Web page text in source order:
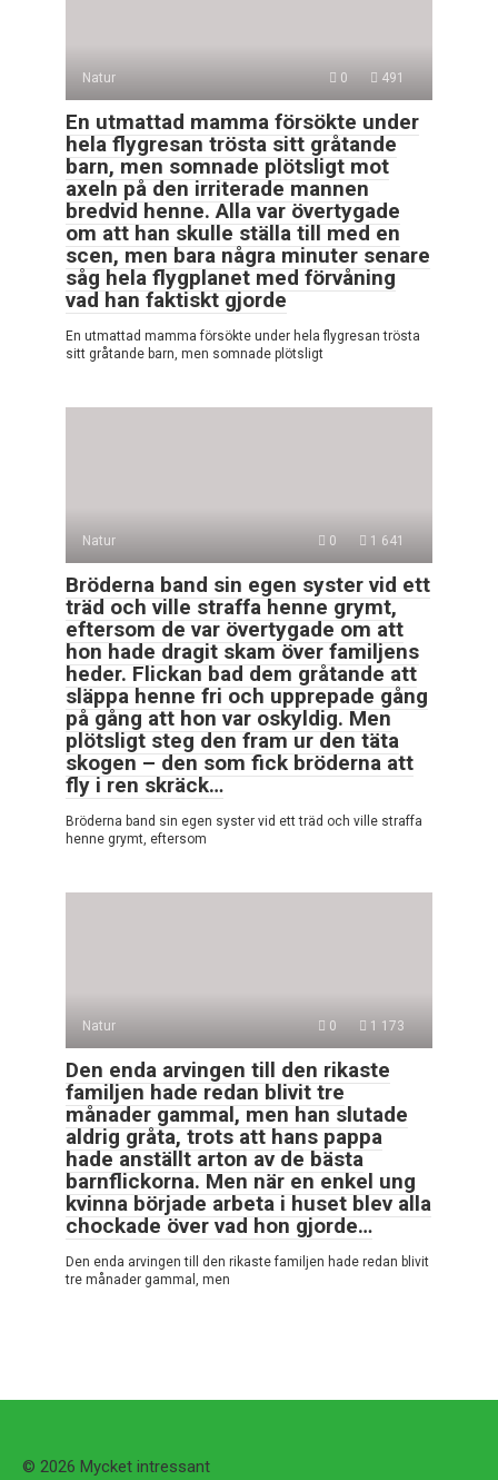
Natur 0 491
En utmattad mamma försökte under
hela flygresan trösta sitt gråtande
barn, men somnade plötsligt mot
axeln på den irriterade mannen
bredvid henne. Alla var övertygade
om att han skulle ställa till med en
scen, men bara några minuter senare
såg hela flygplanet med förvåning
vad han faktiskt gjorde
En utmattad mamma försökte under hela flygresan trösta
sitt gråtande barn, men somnade plötsligt
Natur 0 1 641
Bröderna band sin egen syster vid ett
träd och ville straffa henne grymt,
eftersom de var övertygade om att
hon hade dragit skam över familjens
heder. Flickan bad dem gråtande att
släppa henne fri och upprepade gång
på gång att hon var oskyldig. Men
plötsligt steg den fram ur den täta
skogen – den som fick bröderna att
fly i ren skräck…
Bröderna band sin egen syster vid ett träd och ville straffa
henne grymt, eftersom
Natur 0 1 173
Den enda arvingen till den rikaste
familjen hade redan blivit tre
månader gammal, men han slutade
aldrig gråta, trots att hans pappa
hade anställt arton av de bästa
barnflickorna. Men när en enkel ung
kvinna började arbeta i huset blev alla
chockade över vad hon gjorde…
Den enda arvingen till den rikaste familjen hade redan blivit
tre månader gammal, men
© 2026 Mycket intressant